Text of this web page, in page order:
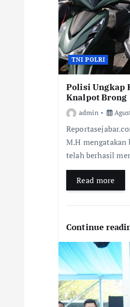
TNI POLRI
Polisi Ungkap
Knalpot Brong
admin
M.H mengatakan
telah berhasil
Read more
Continue